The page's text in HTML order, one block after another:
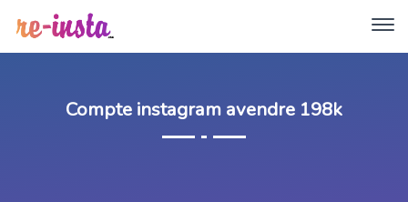
Compte instagram avendre 198k